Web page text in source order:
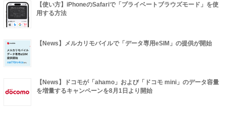
【使い方】iPhoneのSafariで「プライベートブラウズモード」を使
用する方法
【News】メルカリモバイルで「データ専用eSIM」の提供が開始
【News】ドコモが「ahamo」および「ドコモ mini」のデータ容量
を増量するキャンペーンを8月1日より開始